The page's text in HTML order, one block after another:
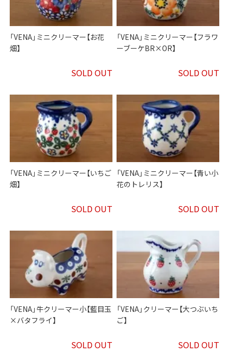
「VENA」ミニクリーマー【お花
畑】
SOLD OUT
「VENA」ミニクリーマー【フラワ
ーブーケBR×OR】
SOLD OUT
「VENA」ミニクリーマー【いちご
畑】
SOLD OUT
「VENA」ミニクリーマー【青い小
花のトレリス】
SOLD OUT
「VENA」牛クリーマー小【藍目玉
×バタフライ】
SOLD OUT
「VENA」クリーマー【大つぶいち
ご】
SOLD OUT